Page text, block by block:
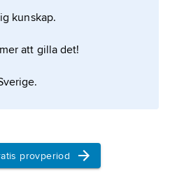
små, obetydliga
knippen.
artikeln
kunskap.
att gilla det!
provperiod